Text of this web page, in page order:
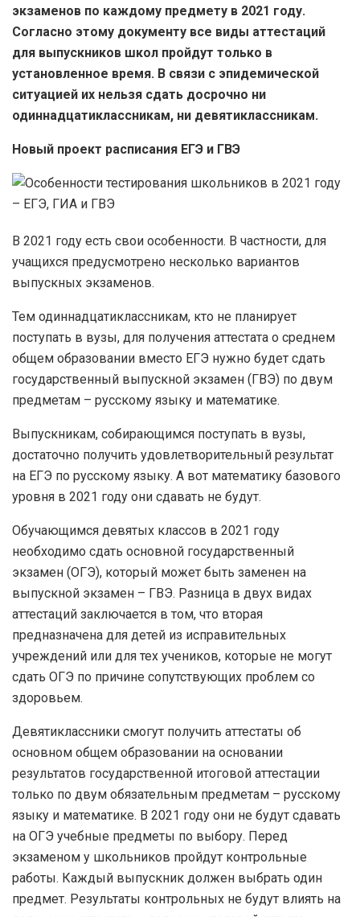
экзаменов по каждому предмету в 2021 году.
Согласно этому документу все виды аттестаций
для выпускников школ пройдут только в
установленное время. В связи с эпидемической
ситуацией их нельзя сдать досрочно ни
одиннадцатиклассникам, ни девятиклассникам.
Новый проект расписания ЕГЭ и ГВЭ
В 2021 году есть свои особенности. В частности, для
учащихся предусмотрено несколько вариантов
выпускных экзаменов.
Тем одиннадцатиклассникам, кто не планирует
поступать в вузы, для получения аттестата о среднем
общем образовании вместо ЕГЭ нужно будет сдать
государственный выпускной экзамен (ГВЭ) по двум
предметам – русскому языку и математике.
Выпускникам, собирающимся поступать в вузы,
достаточно получить удовлетворительный результат
на ЕГЭ по русскому языку. А вот математику базового
уровня в 2021 году они сдавать не будут.
Обучающимся девятых классов в 2021 году
необходимо сдать основной государственный
экзамен (ОГЭ), который может быть заменен на
выпускной экзамен – ГВЭ. Разница в двух видах
аттестаций заключается в том, что вторая
предназначена для детей из исправительных
учреждений или для тех учеников, которые не могут
сдать ОГЭ по причине сопутствующих проблем со
здоровьем.
Девятиклассники смогут получить аттестаты об
основном общем образовании на основании
результатов государственной итоговой аттестации
только по двум обязательным предметам – русскому
языку и математике. В 2021 году они не будут сдавать
на ОГЭ учебные предметы по выбору. Перед
экзаменом у школьников пройдут контрольные
работы. Каждый выпускник должен выбрать один
предмет. Результаты контрольных не будут влиять на